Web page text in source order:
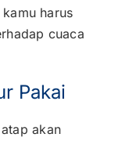
harus
cuaca
Pakai
akan